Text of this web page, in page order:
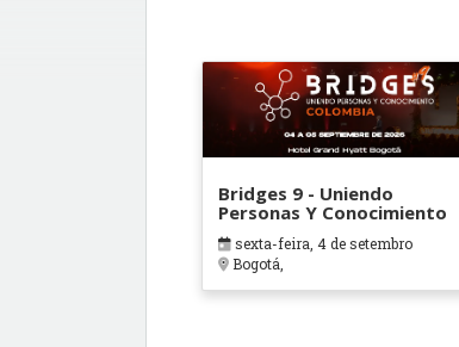
Bridges 9 - Uniendo
Personas Y Conocimiento
sexta-feira, 4 de setembro
Bogotá,